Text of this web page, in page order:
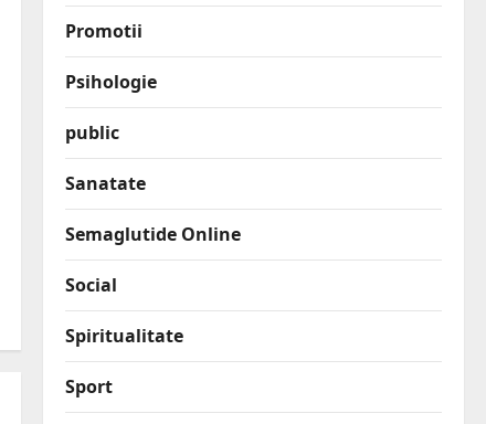
Promotii
Psihologie
public
Sanatate
Semaglutide Online
Social
Spiritualitate
Sport